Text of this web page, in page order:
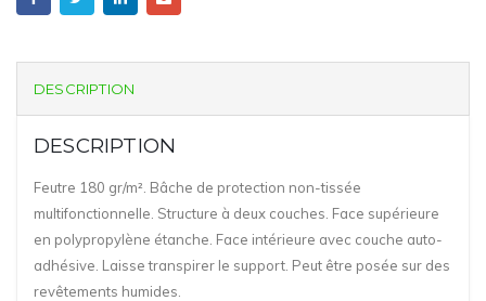
DESCRIPTION
DESCRIPTION
Feutre 180 gr/m². Bâche de protection non-tissée
multifonctionnelle. Structure à deux couches. Face supérieure
en polypropylène étanche. Face intérieure avec couche auto-
adhésive. Laisse transpirer le support. Peut être posée sur des
revêtements humides.